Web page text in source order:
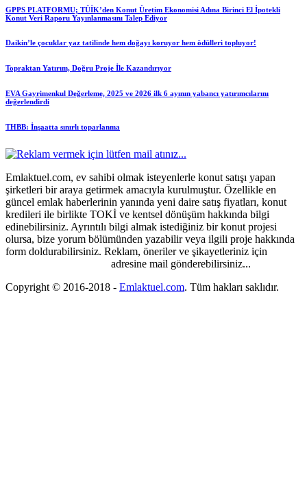
GPPS PLATFORMU; TÜİK’den Konut Üretim Ekonomisi Adına Birinci El İpotekli
Konut Veri Raporu Yayınlanmasını Talep Ediyor
Daikin’le çocuklar yaz tatilinde hem doğayı koruyor hem ödülleri topluyor!
Topraktan Yatırım, Doğru Proje İle Kazandırıyor
EVA Gayrimenkul Değerleme, 2025 ve 2026 ilk 6 ayının yabancı yatırımcılarını
değerlendirdi
THBB: İnşaatta sınırlı toparlanma
Emlaktuel.com, ev sahibi olmak isteyenlerle konut satışı yapan
şirketleri bir araya getirmek amacıyla kurulmuştur. Özellikle en
güncel emlak haberlerinin yanında yeni daire satış fiyatları, konut
kredileri ile birlikte TOKİ ve kentsel dönüşüm hakkında bilgi
edinebilirsiniz. Ayrıntılı bilgi almak istediğiniz bir konut projesi
olursa, bize yorum bölümünden yazabilir veya ilgili proje hakkında
form doldurabilirsiniz. Reklam, öneriler ve şikayetleriniz için
adresine mail gönderebilirsiniz...
Copyright © 2016-2018 - Emlaktuel.com. Tüm hakları saklıdır.